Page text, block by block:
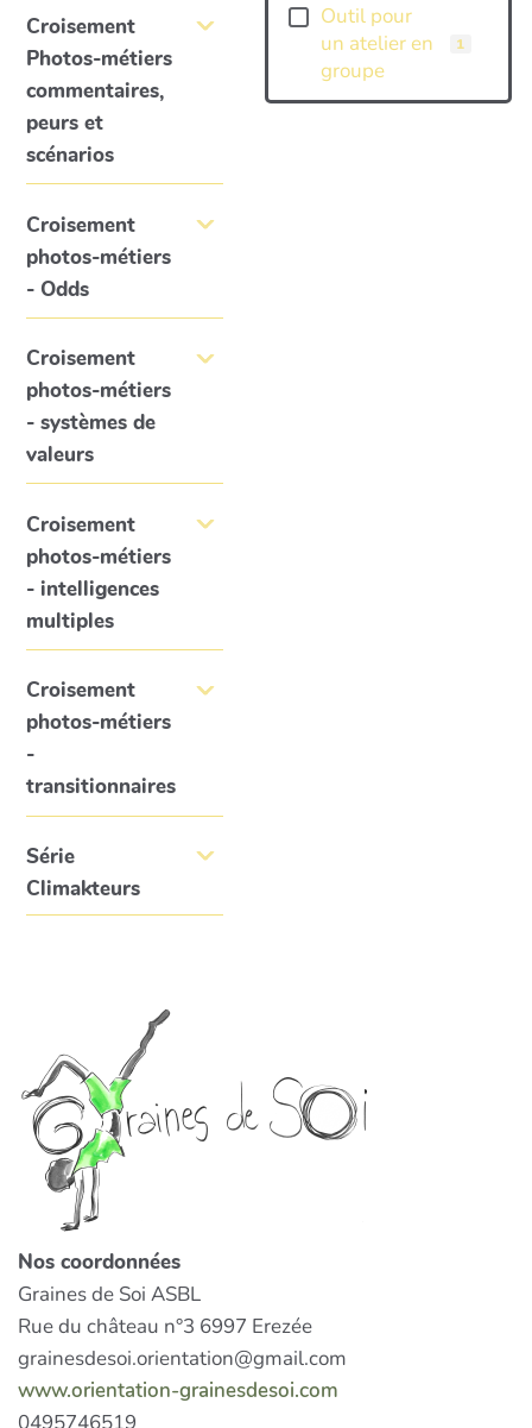
Outil pour
un atelier en
groupe
1
Croisement
Photos-métiers
commentaires,
peurs et
scénarios
Croisement
photos-métiers
- Odds
Croisement
photos-métiers
- systèmes de
valeurs
Croisement
photos-métiers
- intelligences
multiples
Croisement
photos-métiers
-
transitionnaires
Série
Climakteurs
Nos coordonnées
Graines de Soi ASBL
Rue du château n°3 6997 Erezée
grainesdesoi.orientation@gmail.com
www.orientation-grainesdesoi.com